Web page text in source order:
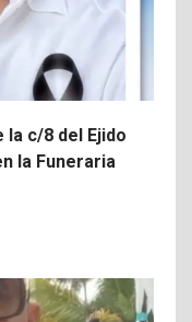
la c/8 del Ejido
la Funeraria